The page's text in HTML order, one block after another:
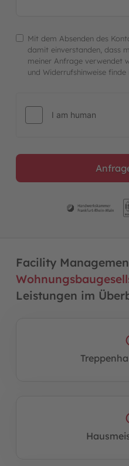
Mit dem Absenden des
damit einverstanden, dass
meiner Anfrage verwendet
und Widerrufshinweise finde
Facility
Leistungen im